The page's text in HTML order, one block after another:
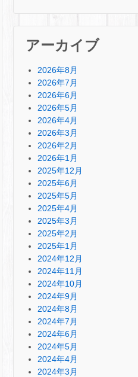
アーカイブ
2026年8月
2026年7月
2026年6月
2026年5月
2026年4月
2026年3月
2026年2月
2026年1月
2025年12月
2025年6月
2025年5月
2025年4月
2025年3月
2025年2月
2025年1月
2024年12月
2024年11月
2024年10月
2024年9月
2024年8月
2024年7月
2024年6月
2024年5月
2024年4月
2024年3月